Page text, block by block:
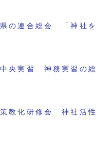
の連合総会 「神社を
央実習 神務実習の総
教化研修会 神社活性